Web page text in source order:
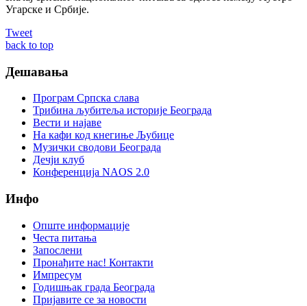
Угарске и Србије.
Tweet
back to top
Дешавања
Програм Српска слава
Трибина љубитеља историје Београда
Beсти и најаве
На кафи код кнегиње Љубице
Музички сводови Београда
Дечји клуб
Конференција NAOS 2.0
Инфо
Опште информације
Честа питања
Запослени
Пронађите нас! Контакти
Импресум
Годишњак града Београда
Пријавите се за новости